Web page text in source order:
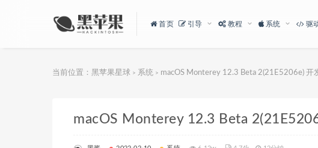
首页 引导 教程 系统 驱
当前位置： 黑苹果星球 > 系统 > macOS Monterey 12.3 Beta 2(21E5206e) 开
macOS Monterey 12.3 Beta